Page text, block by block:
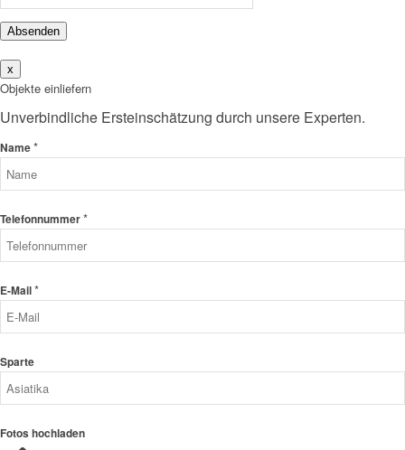
Absenden
x
Objekte einliefern
Unverbindliche Ersteinschätzung durch unsere Experten.
Name*
Telefonnummer*
E-Mail*
Sparte
Fotos hochladen